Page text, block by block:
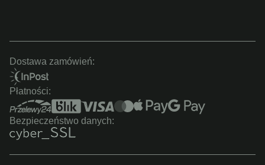
Dostawa zamówień:
Płatności:
Bezpieczeństwo danych: